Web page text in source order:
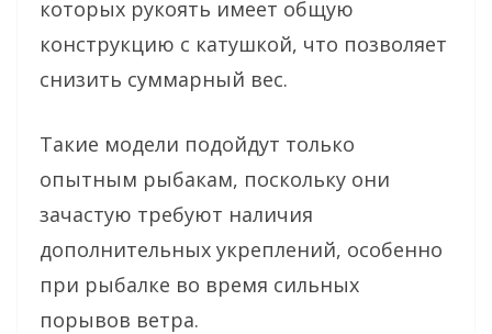
которых рукоять имеет общую
конструкцию с катушкой, что позволяет
снизить суммарный вес.
Такие модели подойдут только
опытным рыбакам, поскольку они
зачастую требуют наличия
дополнительных укреплений, особенно
при рыбалке во время сильных
порывов ветра.